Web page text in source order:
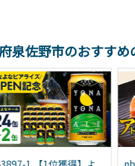
泉佐野市のおすすめ